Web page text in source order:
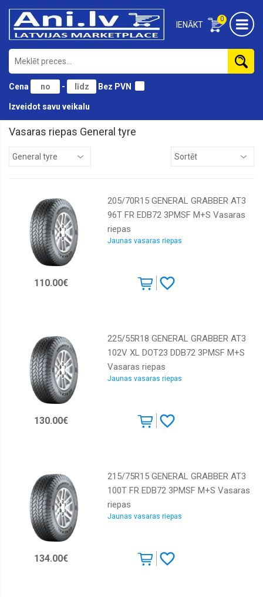
0
IENĀKT
Cena - Bez PVN
Izveidot savu veikalu
Goodrich
Black
lion
Bridgestone
Continental
Falken
Federal
Radial
General
tyre
Goodride
Gripmax
Hankook
Kumho
Lassa
Vasaras riepas General tyre
205/70R15 GENERAL GRABBER AT3
96T FR EDB72 3PMSF M+S Vasaras
riepas
Jaunas vasaras riepas
110.00€
225/55R18 GENERAL GRABBER AT3
102V XL DOT23 DDB72 3PMSF M+S
Vasaras riepas
Jaunas vasaras riepas
130.00€
215/75R15 GENERAL GRABBER AT3
100T FR EDB72 3PMSF M+S Vasaras
riepas
Jaunas vasaras riepas
134.00€